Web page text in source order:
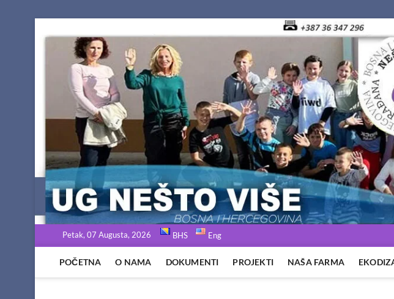
Petak, 07 Augusta, 2026 BHS Eng
POČETNA O NAMA DOKUMENTI PROJEKTI NAŠA FARMA